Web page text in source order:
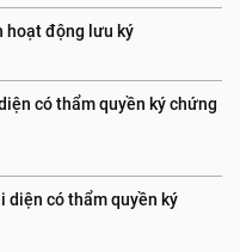
hoạt động lưu ký
có thẩm quyền ký chứng
diện có thẩm quyền ký